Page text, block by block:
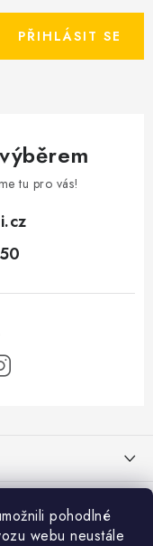
pohodlné
webu neustále
PŘIHLÁSIT SE
tu pro vás!